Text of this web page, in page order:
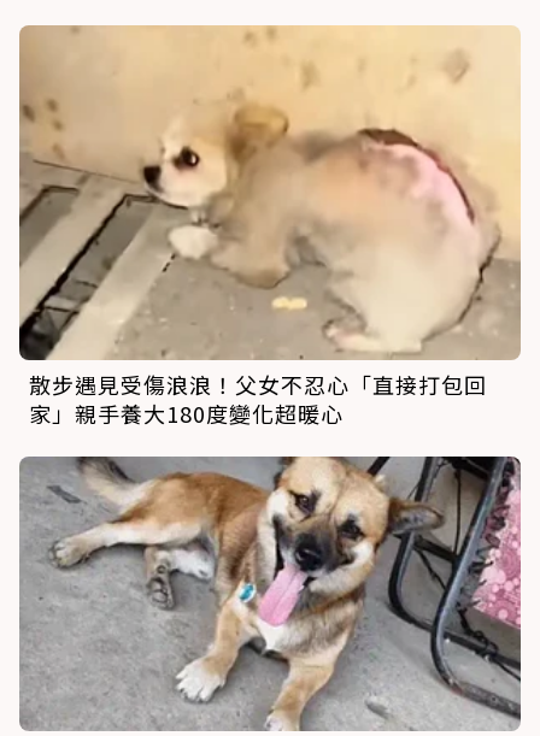
散步遇見受傷浪浪！父女不忍心「直接打包回
家」親手養大180度變化超暖心